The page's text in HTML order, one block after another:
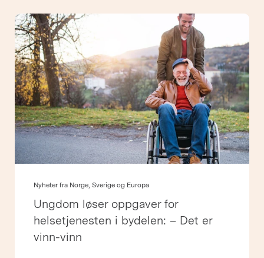
Nyheter fra Norge, Sverige og Europa
Ungdom løser oppgaver for
helsetjenesten i bydelen: – Det er
vinn-vinn